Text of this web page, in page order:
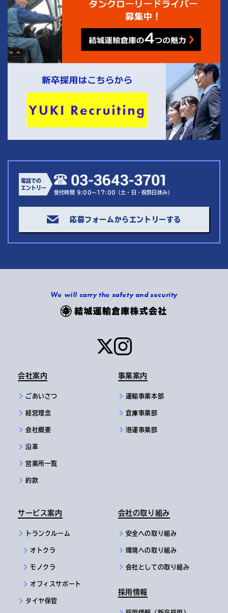
電話での
エントリー
受付時間 9:00～17:00（土・日・祝祭日休み）
応募フォームからエントリーする
We will carry the safety and security
会社案内
ごあいさつ
経営理念
会社概要
沿革
営業所一覧
約款
事業案内
運輸事業本部
倉庫事業部
港運事業部
サービス案内
トランクルーム
オトクラ
モノクラ
オフィスサポート
タイヤ保管
会社の取り組み
安全への取り組み
環境への取り組み
会社としての取り組み
採用情報